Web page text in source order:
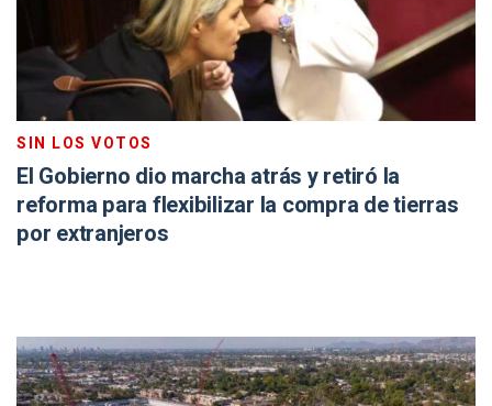
SIN LOS VOTOS
El Gobierno dio marcha atrás y retiró la
reforma para flexibilizar la compra de tierras
por extranjeros